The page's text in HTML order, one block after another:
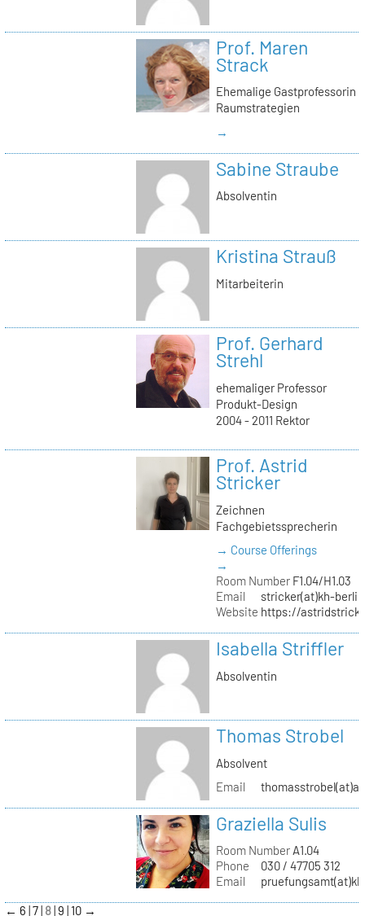
Prof. Maren
Strack
Ehemalige Gastprofessorin
Raumstrategien
→
Sabine Straube
Absolventin
Kristina Strauß
Mitarbeiterin
Prof. Gerhard
Strehl
ehemaliger Professor
Produkt-Design
2004 - 2011 Rektor
Prof. Astrid
Stricker
Zeichnen
Fachgebietssprecherin
→ Course Offerings
→
Room NumberF1.04/H1.03
Email
stricker(at)kh-
Website https://
Isabella Striffler
Absolventin
Thomas Strobel
Absolvent
Email
Graziella Sulis
Room NumberA1.04
Phone
030 / 47705 312
Email
← 6 7 8 9 10 →